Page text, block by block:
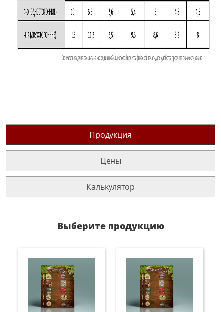
Продукция
Цены
Калькулятор
Выберите продукцию